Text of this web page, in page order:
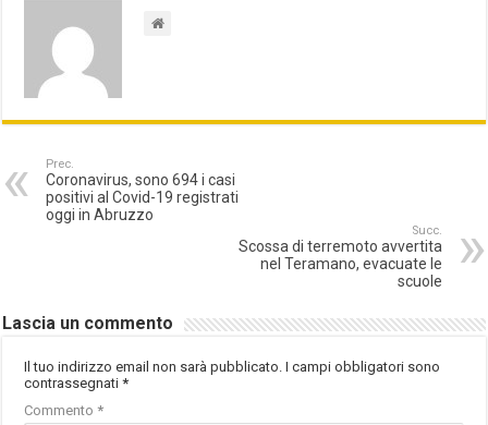
Prec.
Coronavirus, sono 694 i casi
positivi al Covid-19 registrati
oggi in Abruzzo
Succ.
Scossa di terremoto avvertita
nel Teramano, evacuate le
scuole
Lascia un commento
Il tuo indirizzo email non sarà pubblicato. I campi obbligatori sono
contrassegnati*
Commento*